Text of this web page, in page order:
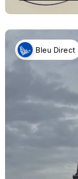
Bleu Direct